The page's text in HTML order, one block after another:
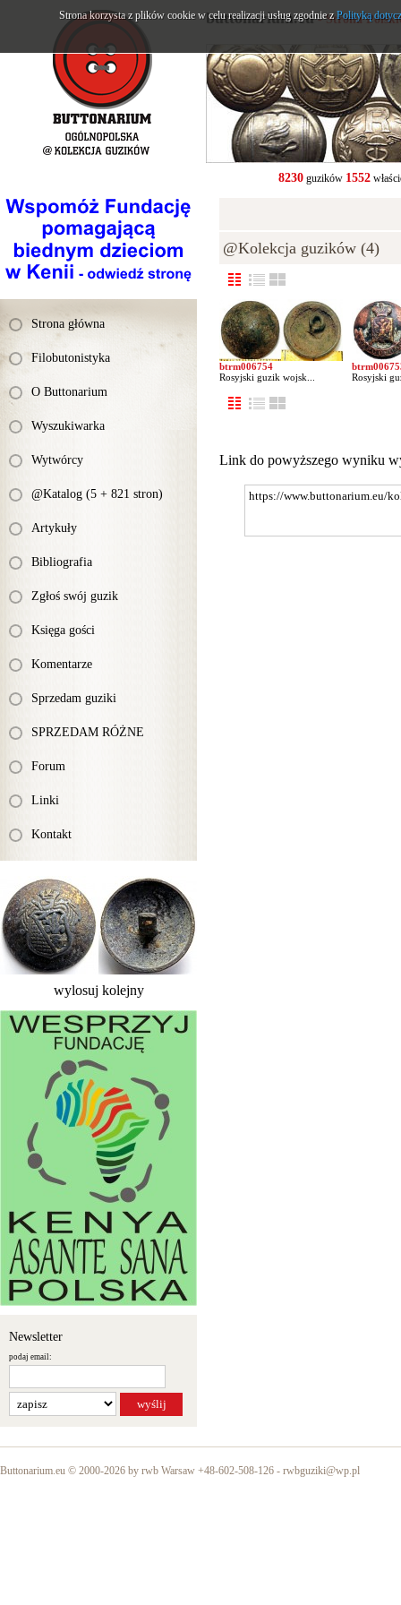
Strona główna
Filobutonistyka
O Buttonarium
Wyszukiwarka
Wytwórcy
@Katalog (5 + 821 stron)
Artykuły
Bibliografia
Zgłoś swój guzik
Księga gości
Komentarze
Sprzedam guziki
SPRZEDAM RÓŻNE
Forum
Linki
Kontakt
wylosuj kolejny
Newsletter
podaj email:
buttonarium.eu- Strona
8230guzików 1552
@Kolekcja guzików (4)
btrm006754
Rosyjski guzik wojsk...
Rosyjski
Link do powyższego wyniku
Buttonarium.eu © 2000-2026 by rwb Warsaw +48-602-508-126 - rwbguziki@wp.pl
Strona korzysta z plików cookie w celu realizacji usług zgodnie zPolityką